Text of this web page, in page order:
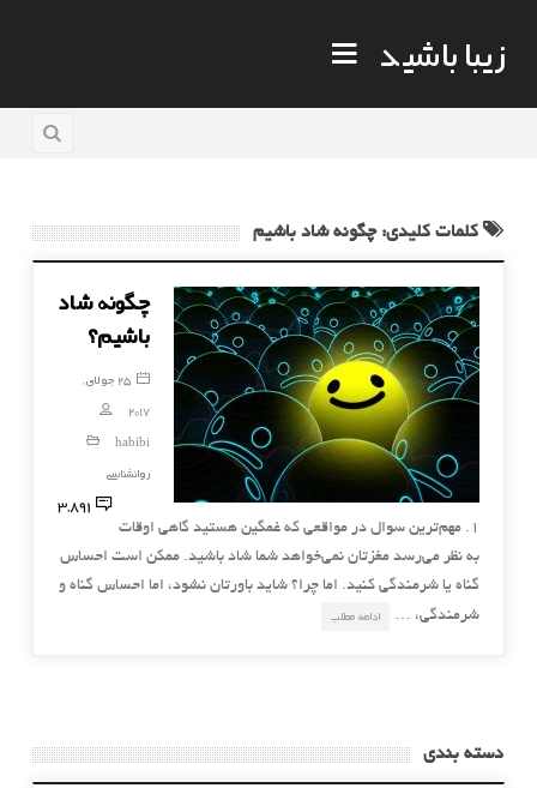
زیبا باشید
کلمات کلیدی: چگونه شاد باشیم
چگونه شاد
باشیم؟
25 جولای,
2017
habibi
روانشناسی
3,891
۱. مهم‌ترین سوال در مواقعی که غمگین هستید گاهی اوقات
به نظر می‌رسد مغزتان نمی‌خواهد شما شاد باشید. ممکن است احساس
گناه یا شرمندگی کنید. اما چرا؟ شاید باورتان نشود، اما احساس گناه و
شرمندگی، …
ادامه مطلب
دسته بندی